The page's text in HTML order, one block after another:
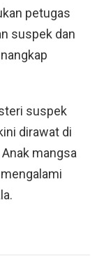
petugas
suspek dan
suspek
dirawat di
mangsa